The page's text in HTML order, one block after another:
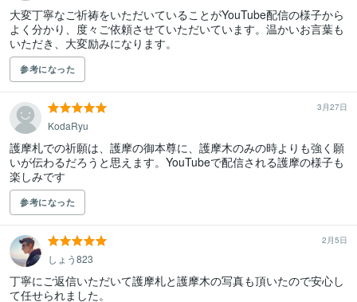
大変丁寧なご祈祷をいただいていることがYouTube配信の様子から
よく分かり、度々ご依頼させていただいています。温かいお言葉も
いただき、大変励みになります。
参考になった
3月27日
KodaRyu
護摩札での祈願は、護摩の御本尊に、護摩木のみの時よりも強く願
いが伝わるだろうと思えます。YouTubeで配信される護摩の様子も
楽しみです
参考になった
2月5日
しょう823
丁寧にご返信いただいて護摩札と護摩木の写真も頂いたので安心し
て任せられました。